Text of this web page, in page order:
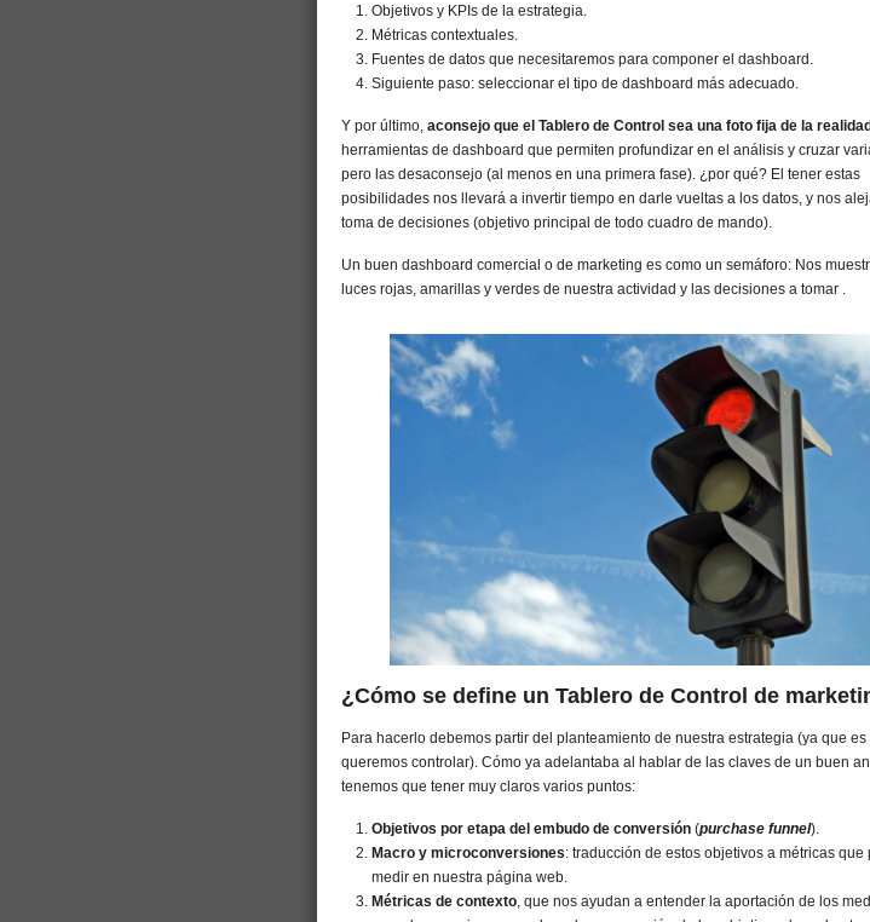
Objetivos y KPIs de la estrategia.
Métricas contextuales.
Fuentes de datos que necesitaremos para componer el dashboard.
Siguiente paso: seleccionar el tipo de dashboard más adecuado.
Y por último, aconsejo que el Tablero de Control sea una foto fija de la
herramientas de dashboard que permiten profundizar en el análisis y cruzar
pero las desaconsejo (al menos en una primera fase). ¿por qué? El tener estas
posibilidades nos llevará a invertir tiempo en darle vueltas a los datos, y nos
toma de decisiones (objetivo principal de todo cuadro de mando).
Un buen dashboard comercial o de marketing es como un semáforo: Nos
luces rojas, amarillas y verdes de nuestra actividad y las decisiones a tomar .
¿Cómo se define un Tablero de Control de
Para hacerlo debemos partir del planteamiento de nuestra estrategia (ya que es
queremos controlar). Cómo ya adelantaba al hablar de las claves de un buen
tenemos que tener muy claros varios puntos:
Objetivos por etapa del embudo de conversión (purchase funnel).
Macro y microconversiones: traducción de estos objetivos a métricas que
medir en nuestra página web.
Métricas de contexto , que nos ayudan a entender la aportación de los